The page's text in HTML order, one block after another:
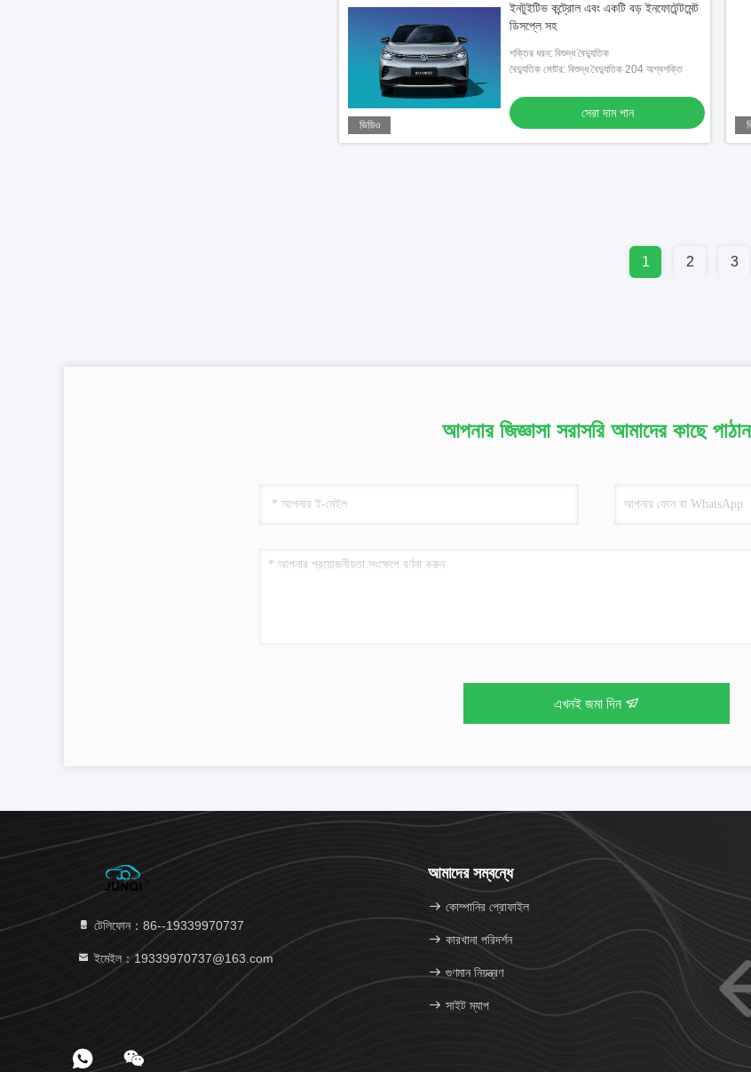
ভিডিও
ইনটুইটিভ কন্ট্রোল এবং একটি বড় ইনফোটেন্টমেন্ট
ডিসপ্লে সহ
শক্তির ধরন: বিশুদ্ধ বৈদ্যুতিক
বৈদ্যুতিক মোটর: বিশুদ্ধ বৈদ্যুতিক 204 অশ্বশক্তি
সেরা দাম পান
1 2 3
আপনার জিজ্ঞাসা সরাসরি আমাদের কাছে পাঠান
এখনই জমা দিন
টেলিফোন：86--19339970737
ইমেইল：19339970737@163.com
আমাদের সম্বন্ধে
কোম্পানির প্রোফাইল
কারখানা পরিদর্শন
গুণমান নিয়ন্ত্রণ
সাইট ম্যাপ